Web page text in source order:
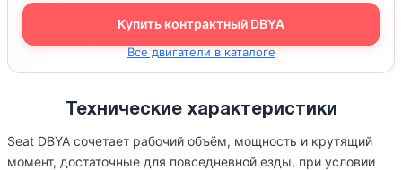
Купить контрактный DBYA
Все двигатели в каталоге
Технические характеристики
Seat DBYA сочетает рабочий объём, мощность и крутящий
момент, достаточные для повседневной езды, при условии